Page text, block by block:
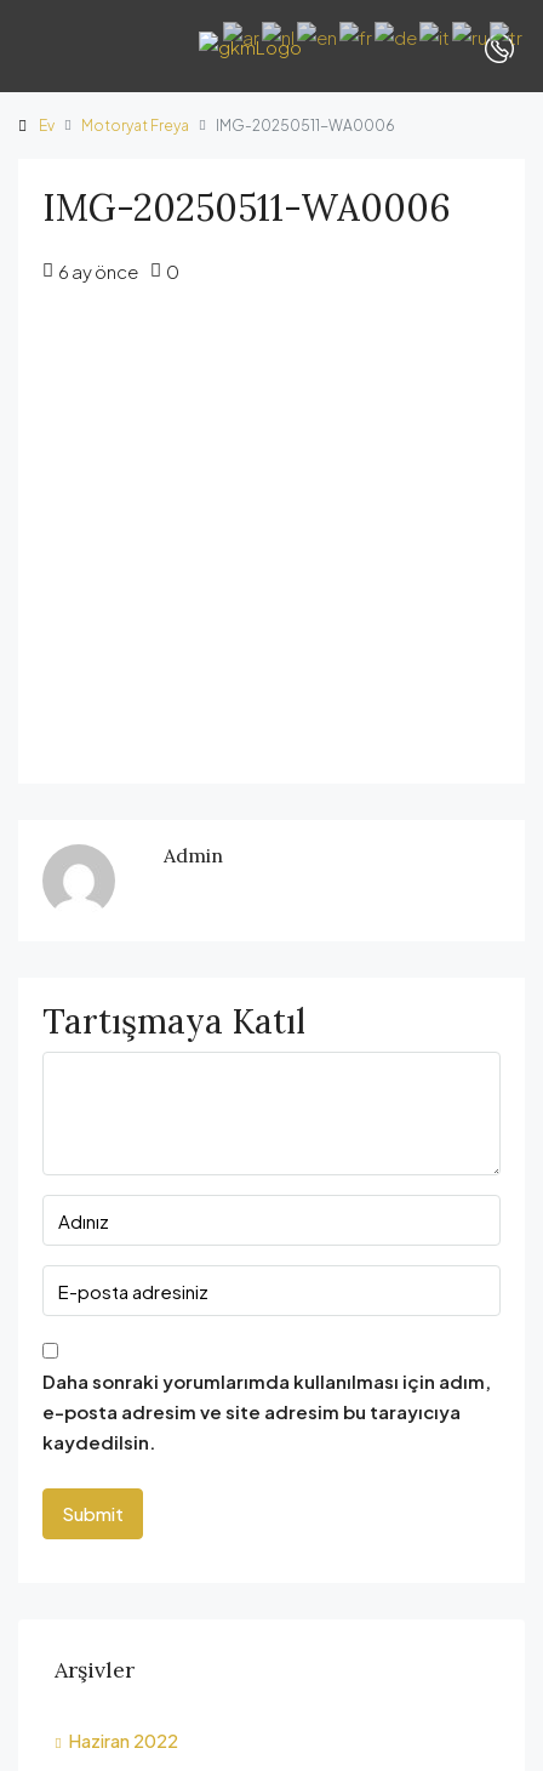
Ev Motoryat Freya IMG-20250511-WA0006
IMG-20250511-WA0006
6 ay önce 0
Admin
Tartışmaya Katıl
Daha sonraki yorumlarımda kullanılması için adım,
e-posta adresim ve site adresim bu tarayıcıya
kaydedilsin.
Arşivler
Haziran 2022